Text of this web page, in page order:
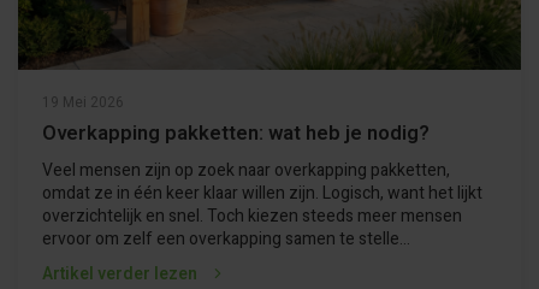
19 Mei 2026
Overkapping pakketten: wat heb je nodig?
Veel mensen zijn op zoek naar overkapping pakketten,
omdat ze in één keer klaar willen zijn. Logisch, want het lijkt
overzichtelijk en snel. Toch kiezen steeds meer mensen
ervoor om zelf een overkapping samen te stelle...
Artikel verder lezen